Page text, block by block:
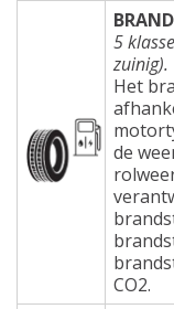
5
zuinig).
Het
de
CO2.